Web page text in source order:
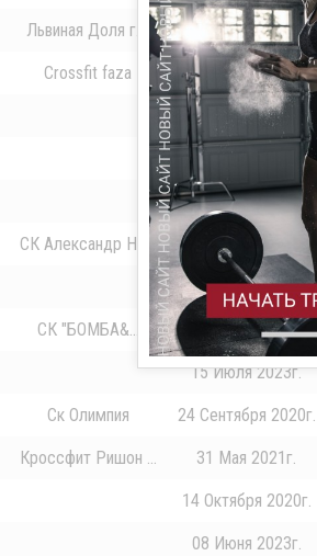
Львиная Доля г.... 03 Августа 2020г.
Crossfit faza 03 Августа 2020г.
04 Августа 2020г.
21 Июля 2023г.
24 Сентября 2020г.
СК Александр Не... 20 Сентября 2022г.
29 Сентября 2020г.
СК "БОМБА&... 23 Ноября 2020г.
15 Июля 2023г.
Ск Олимпия 24 Сентября 2020г.
Кроссфит Ришон ... 31 Мая 2021г.
14 Октября 2020г.
08 Июня 2023г.